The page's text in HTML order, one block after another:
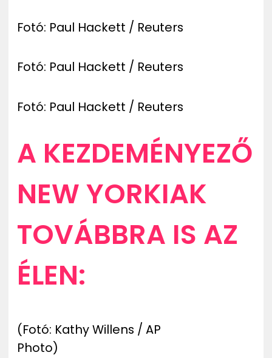
Fotó: Paul Hackett / Reuters
Fotó: Paul Hackett / Reuters
Fotó: Paul Hackett / Reuters
A KEZDEMÉNYEZŐ
NEW YORKIAK
TOVÁBBRA IS AZ
ÉLEN:
(Fotó: Kathy Willens / AP
Photo)